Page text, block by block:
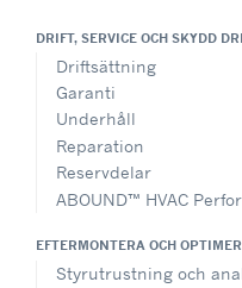
DRIFT, SERVICE OCH SKYDD
Driftsättning
Garanti
Underhåll
Reparation
Reservdelar
ABOUND™ HVAC
EFTERMONTERA OCH
Styrutrustning och